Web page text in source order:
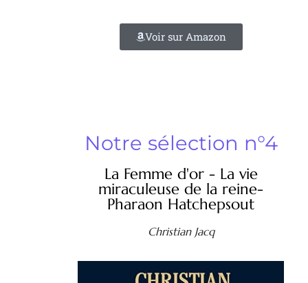
Voir sur Amazon
Notre sélection n°4
La Femme d'or - La vie
miraculeuse de la reine-
Pharaon Hatchepsout
Christian Jacq